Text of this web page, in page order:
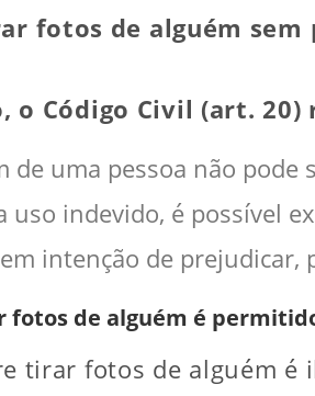
fotos de alguém
o Código Civil (art. 20)
de uma pessoa não pode
uso indevido, é possível
intenção de prejudicar,
fotos de alguém é
tirar fotos de alguém é